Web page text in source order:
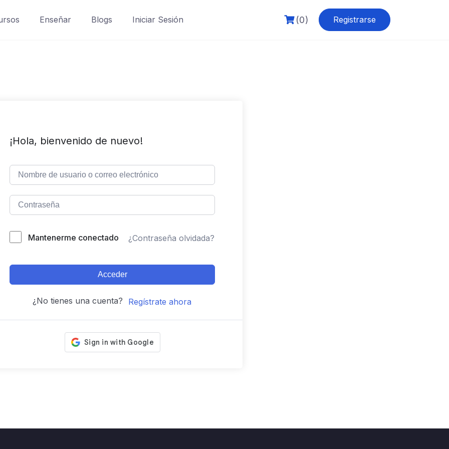
Enseñar Blogs Iniciar Sesión (0) Registrarse
¡Hola, bienvenido de nuevo!
Mantenerme conectado ¿Contraseña olvidada?
Acceder
¿No tienes una cuenta? Regístrate ahora